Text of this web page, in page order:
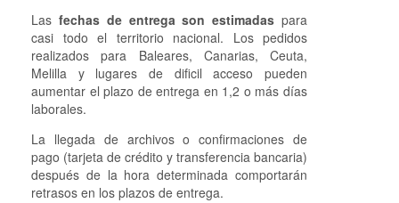
Las fechas de entrega son estimadas para
casi todo el territorio nacional. Los pedidos
realizados para Baleares, Canarias, Ceuta,
Melilla y lugares de dificil acceso pueden
aumentar el plazo de entrega en 1,2 o más días
laborales.
La llegada de archivos o confirmaciones de
pago (tarjeta de crédito y transferencia bancaria)
después de la hora determinada comportarán
retrasos en los plazos de entrega.